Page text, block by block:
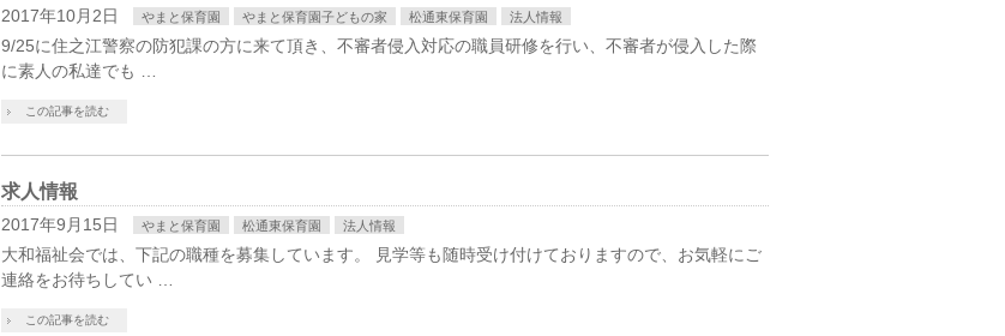
2017年10月2日 やまと保育園 やまと保育園子どもの家 松通東保育園 法人情報
9/25に住之江警察の防犯課の方に来て頂き、不審者侵入対応の職員研修を行い、不審者が侵入した際
に素人の私達でも …
この記事を読む
求人情報
2017年9月15日 やまと保育園 松通東保育園 法人情報
大和福祉会では、下記の職種を募集しています。 見学等も随時受け付けておりますので、お気軽にご
連絡をお待ちしてい …
この記事を読む